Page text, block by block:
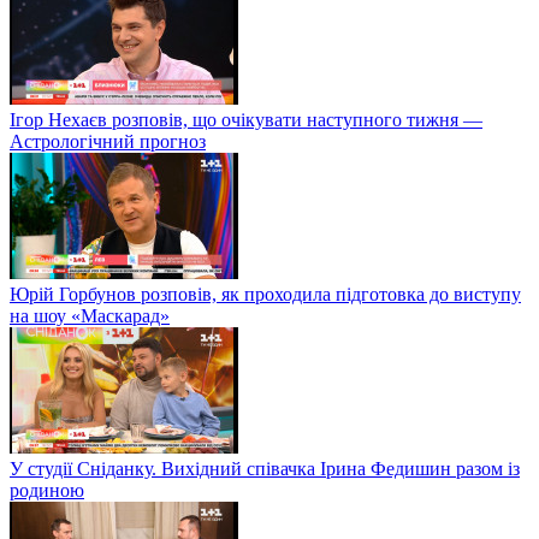
Ігор Нехаєв розповів, що очікувати наступного тижня —
Астрологічний прогноз
Юрій Горбунов розповів, як проходила підготовка до виступу
на шоу «Маскарад»
У студії Сніданку. Вихідний співачка Ірина Федишин разом із
родиною